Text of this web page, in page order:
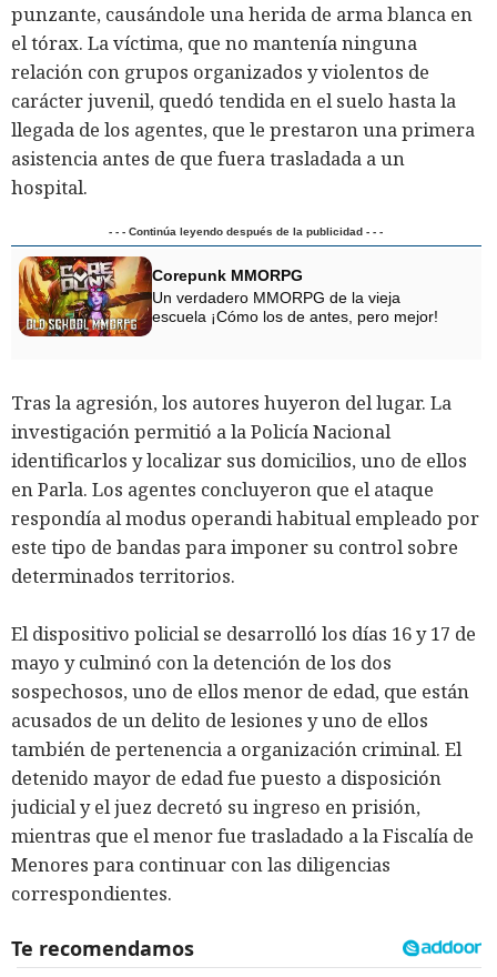
punzante, causándole una herida de arma blanca en
el tórax. La víctima, que no mantenía ninguna
relación con grupos organizados y violentos de
carácter juvenil, quedó tendida en el suelo hasta la
llegada de los agentes, que le prestaron una primera
asistencia antes de que fuera trasladada a un
hospital.
- - - Continúa leyendo después de la publicidad - - -
Corepunk MMORPG
Un verdadero MMORPG de la vieja
escuela ¡Cómo los de antes, pero mejor!
Tras la agresión, los autores huyeron del lugar. La
investigación permitió a la Policía Nacional
identificarlos y localizar sus domicilios, uno de ellos
en Parla. Los agentes concluyeron que el ataque
respondía al modus operandi habitual empleado por
este tipo de bandas para imponer su control sobre
determinados territorios.
El dispositivo policial se desarrolló los días 16 y 17 de
mayo y culminó con la detención de los dos
sospechosos, uno de ellos menor de edad, que están
acusados de un delito de lesiones y uno de ellos
también de pertenencia a organización criminal. El
detenido mayor de edad fue puesto a disposición
judicial y el juez decretó su ingreso en prisión,
mientras que el menor fue trasladado a la Fiscalía de
Menores para continuar con las diligencias
correspondientes.